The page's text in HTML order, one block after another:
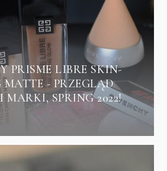
PRISME LIBRE SKIN-
- PRZEGLĄD
MARKI, SPRING 2022!